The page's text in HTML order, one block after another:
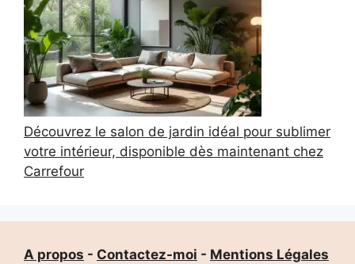
Découvrez le salon de jardin idéal pour sublimer
votre intérieur, disponible dès maintenant chez
Carrefour
A propos - Contactez-moi - Mentions Légales